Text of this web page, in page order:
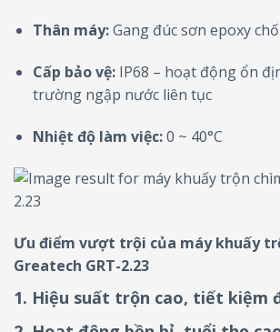
Thân máy:Gang đúc sơn epoxy
Cấp bảo vệ:IP68 – hoạt động ổn
trường ngập nước liên tục
Nhiệt độ làm việc:0 ~ 40°C
Ưu điểm vượt trội của máy khuấy
Greatech GRT-2.23
1. Hiệu suất trộn cao, tiết kiệm